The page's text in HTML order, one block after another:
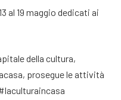
al 19 maggio dedicati ai
della cultura,
prosegue le attività